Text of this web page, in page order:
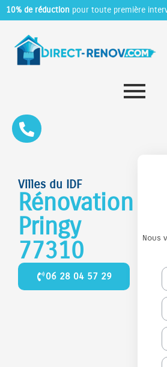
10% de réduction pour toute première
Villes du IDF
Rénovation
Pringy
77310
06 28 04 57 29
Nous